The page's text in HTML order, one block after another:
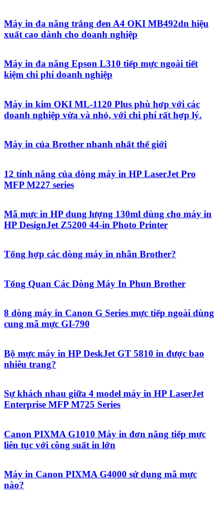
Máy in đa năng trắng đen A4 OKI MB492dn hiệu
xuất cao dành cho doanh nghiệp
Máy in đa năng Epson L310 tiếp mực ngoài tiết
kiệm chi phí doanh nghiệp
Máy in kim OKI ML-1120 Plus phù hơp với các
doanh nghiệp vừa và nhỏ, với chi phí rất hợp lý.
Máy in của Brother nhanh nhất thế giới
12 tính năng của dòng máy in HP LaserJet Pro
MFP M227 series
Mã mực in HP dung lượng 130ml dùng cho máy in
HP DesignJet Z5200 44-in Photo Printer
Tổng hợp các dòng máy in nhãn Brother?
Tổng Quan Các Dòng Máy In Phun Brother
8 dòng máy in Canon G Series mực tiếp ngoài dùng
cung mã mực GI-790
Bộ mực máy in HP DeskJet GT 5810 in được bao
nhiêu trang?
Sự khách nhau giữa 4 model máy in HP LaserJet
Enterprise MFP M725 Series
Canon PIXMA G1010 Máy in đơn năng tiếp mực
liên tục với công suất in lớn
Máy in Canon PIXMA G4000 sử dụng mã mực
nào?